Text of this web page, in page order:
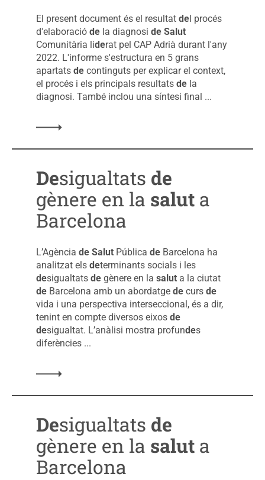
El present document és el resultat del procés
d'elaboració dela diagnosi de Salut
Comunitària liderat pel CAP Adrià durant l'any
2022. L'informe s'estructura en 5 grans
apartats decontinguts per explicar el context,
el procés i els principals resultats dela
diagnosi. També inclou una síntesi final ...
Desigualtats de
gènere en la saluta
Barcelona
L’Agència de SalutPública deBarcelona ha
analitzat els determinants socials i les
desigualtats degènere en la saluta la ciutat
deBarcelona amb un abordatge decurs de
vida i una perspectiva interseccional, és a dir,
tenint en compte diversos eixos de
desigualtat. L’anàlisi mostra profundes
diferències ...
Desigualtats de
gènere en la saluta
Barcelona